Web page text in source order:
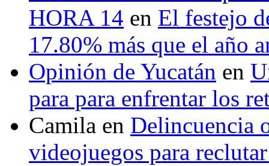
HORA 14 en El festejo
17.80% más que el año
Opinión de Yucatán en
para para enfrentar los
Camila en Delincuencia
videojuegos para